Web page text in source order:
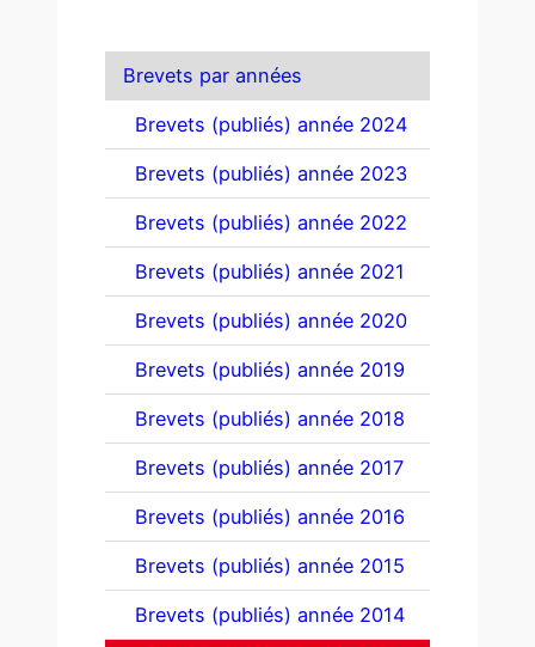
Brevets par années
Brevets (publiés) année 2024
Brevets (publiés) année 2023
Brevets (publiés) année 2022
Brevets (publiés) année 2021
Brevets (publiés) année 2020
Brevets (publiés) année 2019
Brevets (publiés) année 2018
Brevets (publiés) année 2017
Brevets (publiés) année 2016
Brevets (publiés) année 2015
Brevets (publiés) année 2014